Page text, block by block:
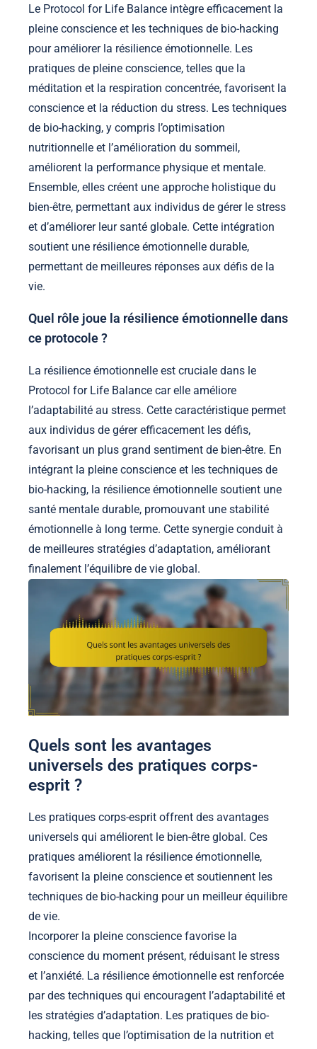
Le Protocol for Life Balance intègre efficacement la
pleine conscience et les techniques de bio-hacking
pour améliorer la résilience émotionnelle. Les
pratiques de pleine conscience, telles que la
méditation et la respiration concentrée, favorisent la
conscience et la réduction du stress. Les techniques
de bio-hacking, y compris l’optimisation
nutritionnelle et l’amélioration du sommeil,
améliorent la performance physique et mentale.
Ensemble, elles créent une approche holistique du
bien-être, permettant aux individus de gérer le stress
et d’améliorer leur santé globale. Cette intégration
soutient une résilience émotionnelle durable,
permettant de meilleures réponses aux défis de la
vie.
Quel rôle joue la résilience émotionnelle dans
ce protocole ?
La résilience émotionnelle est cruciale dans le
Protocol for Life Balance car elle améliore
l’adaptabilité au stress. Cette caractéristique permet
aux individus de gérer efficacement les défis,
favorisant un plus grand sentiment de bien-être. En
intégrant la pleine conscience et les techniques de
bio-hacking, la résilience émotionnelle soutient une
santé mentale durable, promouvant une stabilité
émotionnelle à long terme. Cette synergie conduit à
de meilleures stratégies d’adaptation, améliorant
finalement l’équilibre de vie global.
Quels sont les avantages
universels des pratiques corps-
esprit ?
Les pratiques corps-esprit offrent des avantages
universels qui améliorent le bien-être global. Ces
pratiques améliorent la résilience émotionnelle,
favorisent la pleine conscience et soutiennent les
techniques de bio-hacking pour un meilleur équilibre
de vie.
Incorporer la pleine conscience favorise la
conscience du moment présent, réduisant le stress
et l’anxiété. La résilience émotionnelle est renforcée
par des techniques qui encouragent l’adaptabilité et
les stratégies d’adaptation. Les pratiques de bio-
hacking, telles que l’optimisation de la nutrition et